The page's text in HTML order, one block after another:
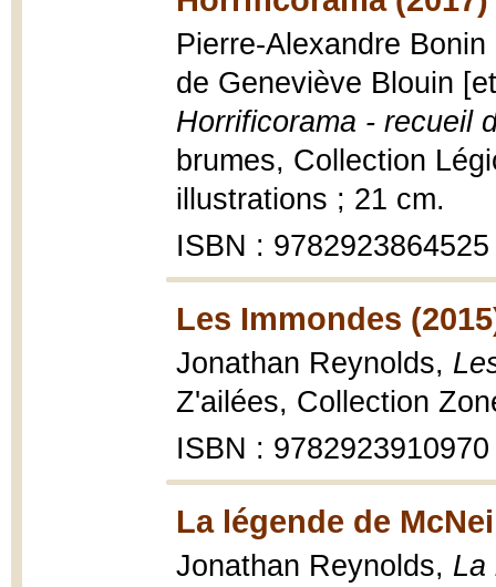
Pierre-Alexandre
de Geneviève Blouin
Horrificorama - recueil
brumes, Collection
illustrations ; 21 cm.
ISBN : 9782923864525
Les Immondes
Jonathan Reynolds,
Z'ailées, Collection
ISBN : 9782923910970
La légende de
Jonathan Reynolds, La